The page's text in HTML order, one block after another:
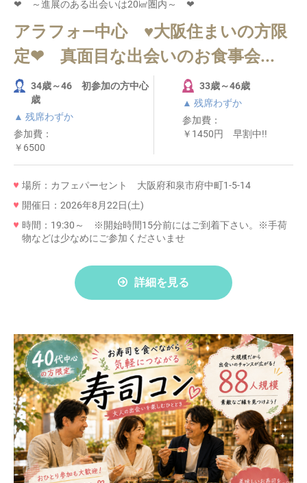
❤ ～進展のある出会いは20㎢圏内～ ❤
アラフォ―中心 ♥大阪住まいの方限
定❤ 真面目な出会いのお食事会...
34歳～46 初参加の方中心
歳
▲ 残席わずか
参加費：
￥6500
33歳～46歳
▲ 残席わずか
参加費：
￥1450円 早割中!!
場所：カフェパーセント 大阪府和泉市府中町1-5-14
開催日：2026年8月22日(土)
時間：19:30～ ※開始時間15分前にはご到着下さい。※手荷
物などは少なめにご参加くださいませ
詳細を見る